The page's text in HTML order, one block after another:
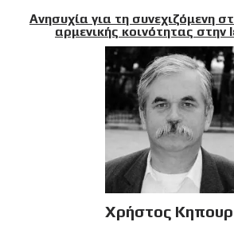
Ανησυχία για τη συνεχιζόμενη
αρμενικής κοινότητας στην
Χρήστος